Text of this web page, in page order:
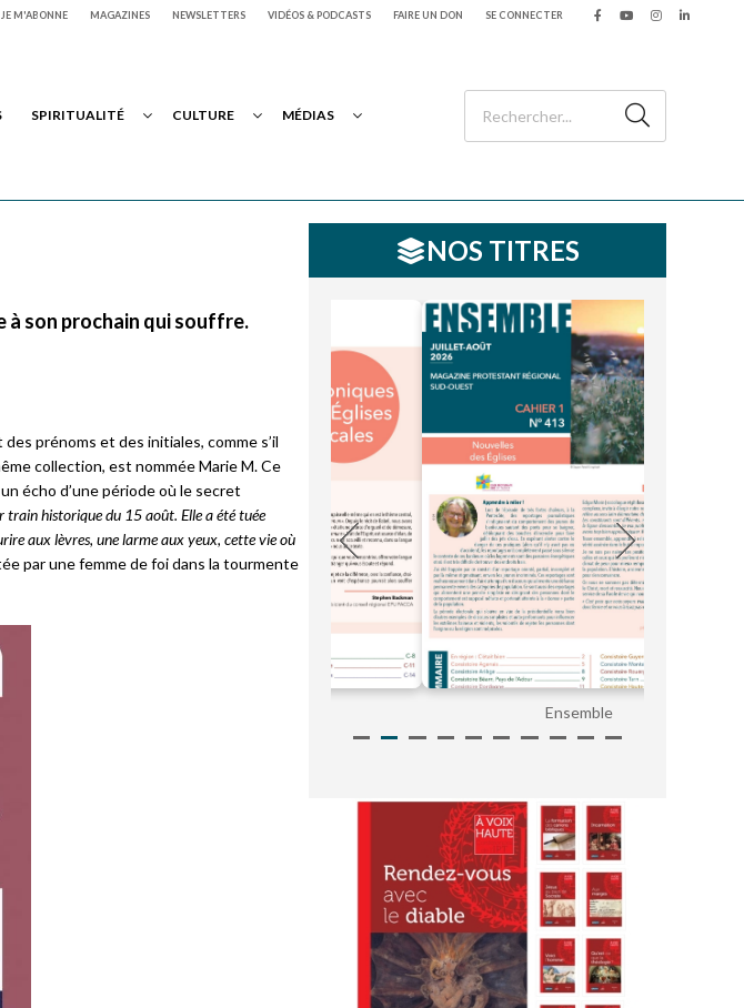
JE M'ABONNE MAGAZINES NEWSLETTERS VIDÉOS & PODCASTS FAIRE UN DON SE CONNECTER
SPIRITUALITÉ CULTURE MÉDIAS
à son prochain qui souffre.
prénoms et des initiales, comme s’il
collection, est nommée Marie M. Ce
écho d’une période où le secret
train historique du 15 août. Elle a été tuée
aux lèvres, une larme aux yeux, cette vie où
par une femme de foi dans la tourmente
NOS TITRES